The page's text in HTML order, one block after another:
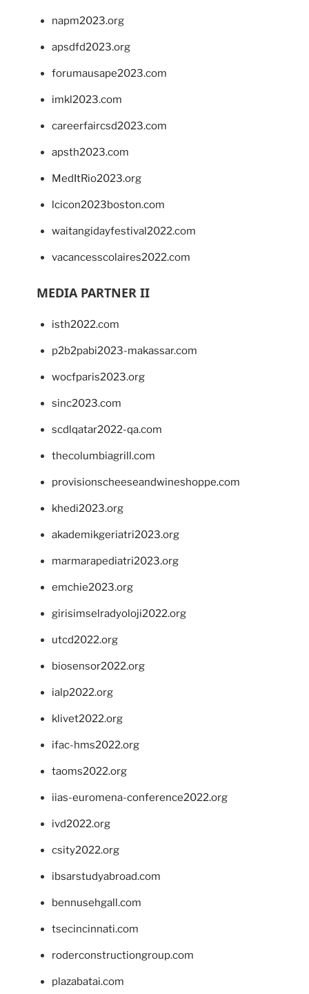
napm2023.org
apsdfd2023.org
forumausape2023.com
imkl2023.com
careerfaircsd2023.com
apsth2023.com
MedItRio2023.org
lcicon2023boston.com
waitangidayfestival2022.com
vacancesscolaires2022.com
MEDIA PARTNER II
isth2022.com
p2b2pabi2023-makassar.com
wocfparis2023.org
sinc2023.com
scdlqatar2022-qa.com
thecolumbiagrill.com
provisionscheeseandwineshoppe.com
khedi2023.org
akademikgeriatri2023.org
marmarapediatri2023.org
emchie2023.org
girisimselradyoloji2022.org
utcd2022.org
biosensor2022.org
ialp2022.org
klivet2022.org
ifac-hms2022.org
taoms2022.org
iias-euromena-conference2022.org
ivd2022.org
csity2022.org
ibsarstudyabroad.com
bennusehgall.com
tsecincinnati.com
roderconstructiongroup.com
plazabatai.com